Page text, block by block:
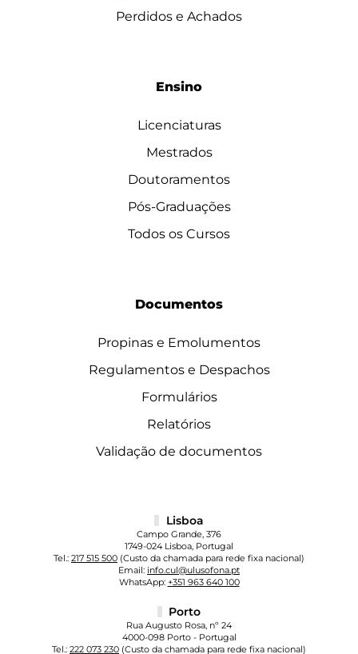
Perdidos e Achados
Ensino
Licenciaturas
Mestrados
Doutoramentos
Pós-Graduações
Todos os Cursos
Documentos
Propinas e Emolumentos
Regulamentos e Despachos
Formulários
Relatórios
Validação de documentos
Lisboa
Campo Grande, 376
1749-024 Lisboa, Portugal
Tel.: 217 515 500 (Custo da chamada para rede fixa nacional)
Email: info.cul@ulusofona.pt
WhatsApp: +351 963 640 100
Porto
Rua Augusto Rosa, nº 24
4000-098 Porto - Portugal
Tel.: 222 073 230 (Custo da chamada para rede fixa nacional)